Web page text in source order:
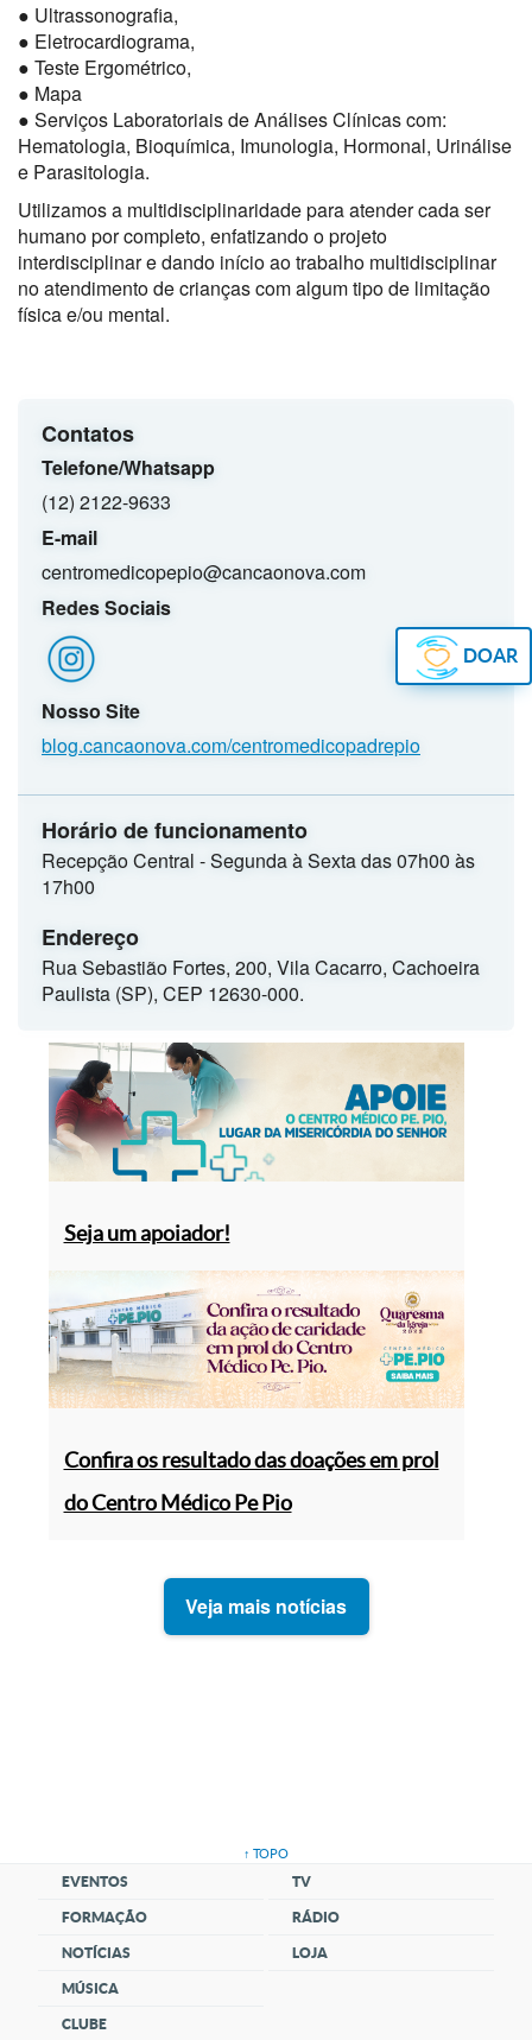
● Ultrassonografia,
● Eletrocardiograma,
● Teste Ergométrico,
● Mapa
● Serviços Laboratoriais de Análises Clínicas com:
Hematologia, Bioquímica, Imunologia, Hormonal, Urinálise
e Parasitologia.
Utilizamos a multidisciplinaridade para atender cada ser
humano por completo, enfatizando o projeto
interdisciplinar e dando início ao trabalho multidisciplinar
no atendimento de crianças com algum tipo de limitação
física e/ou mental.
Contatos
Telefone/Whatsapp
(12) 2122-9633
E-mail
centromedicopepio@cancaonova.com
Redes Sociais
Nosso Site
blog.cancaonova.com/centromedicopadrepio
Horário de funcionamento
Recepção Central - Segunda à Sexta das 07h00 às
17h00
Endereço
Rua Sebastião Fortes, 200, Vila Cacarro, Cachoeira
Paulista (SP), CEP 12630-000.
Seja um apoiador!
Confira os resultado das doações em prol
do Centro Médico Pe Pio
Veja mais
↑ TOPO
EVENTOS
FORMAÇÃO
NOTÍCIAS
MÚSICA
CLUBE
TV
RÁDIO
LOJA
DOAR